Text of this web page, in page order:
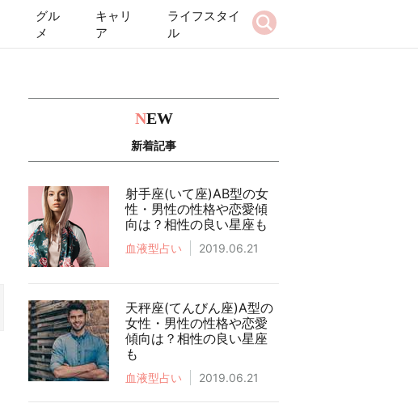
グル
メ
キャリ
ア
ライフスタイ
ル
NEW
新着記事
射手座(いて座)AB型の女
性・男性の性格や恋愛傾
向は？相性の良い星座も
血液型占い 2019.06.21
天秤座(てんびん座)A型の
女性・男性の性格や恋愛
傾向は？相性の良い星座
も
血液型占い 2019.06.21